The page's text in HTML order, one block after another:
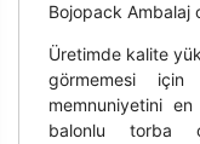
Bojopack Ambalaj
Üretimde kalite
görmemesi
memnuniyetini en
balonlu torba